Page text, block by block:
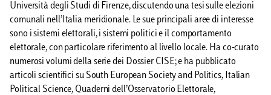
Università degli Studi di Firenze, discutendo una tesi sulle elezioni
comunali nell’Italia meridionale. Le sue principali aree di interesse
sono i sistemi elettorali, i sistemi politici e il comportamento
elettorale, con particolare riferimento al livello locale. Ha co-curato
numerosi volumi della serie dei Dossier CISE; e ha pubblicato
articoli scientifici su South European Society and Politics, Italian
Political Science, Quaderni dell’Osservatorio Elettorale,